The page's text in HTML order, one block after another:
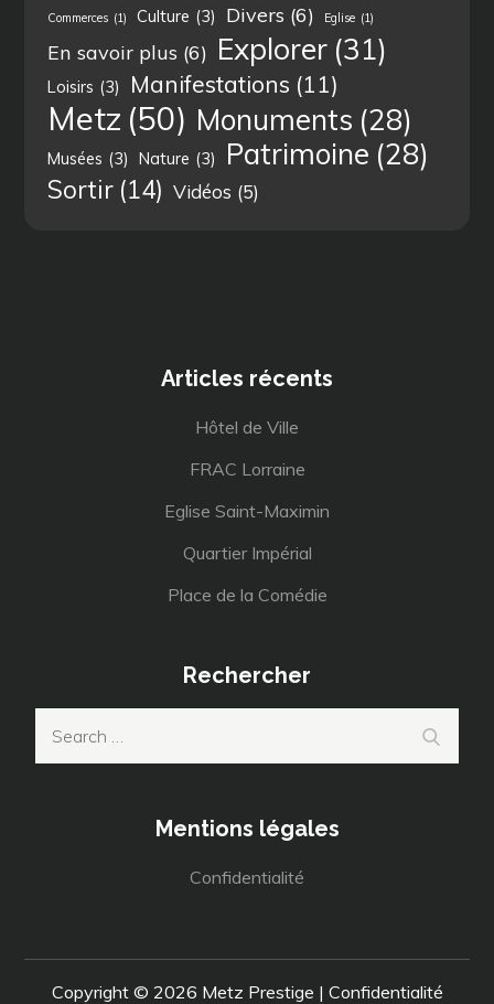
Commerces (1) Culture (3) Divers (6) Eglise (1)
En savoir plus (6) Explorer (31)
Loisirs (3) Manifestations (11)
Metz (50) Monuments (28)
Musées (3) Nature (3) Patrimoine (28)
Sortir (14) Vidéos (5)
Articles récents
Hôtel de Ville
FRAC Lorraine
Eglise Saint-Maximin
Quartier Impérial
Place de la Comédie
Rechercher
Mentions légales
Confidentialité
Copyright © 2026 Metz Prestige | Confidentialité